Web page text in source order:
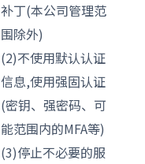
补丁(本公司管理范
围除外)
(2)不使用默认认证
信息,使用强固认证
(密钥、强密码、可
能范围内的MFA等)
(3)停止不必要的服